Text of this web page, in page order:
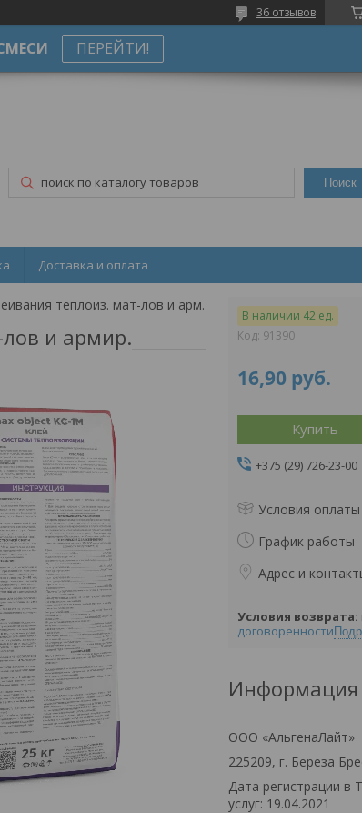
36 отзывов
ПЕРЕЙТИ!
Поиск
Доставка и оплата
Ilmax кс-1 зима (25кг) клей для приклеивания теплоиз. мат-лов и армир. сетки
и армир.
В наличии 42 ед.
Код: 91390
16,90 руб.
Купить
+375 (29) 726-23-00
Условия
График работы
Адрес и
договоренности
Информация
ООО «АльгенаЛайт»
225209, г. Береза
Дата регистрации в
услуг: 19.04.2021